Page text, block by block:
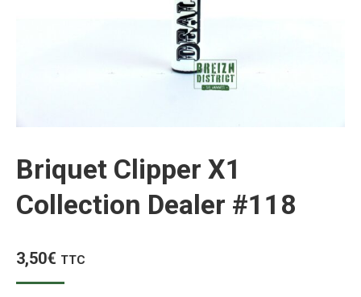
Briquet Clipper X1
Collection Dealer #118
3,50€ TTC